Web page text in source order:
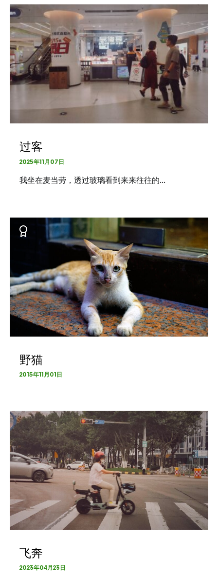
过客
2025年11月07日
我坐在麦当劳，透过玻璃看到来来往往的…
野猫
2015年11月01日
飞奔
2023年04月23日